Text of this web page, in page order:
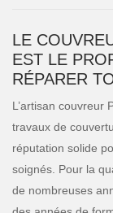
LE
EST LE
RÉPARER
L’artisan couvreur
travaux de
réputation solide
soignés. Pour la
de nombreuses